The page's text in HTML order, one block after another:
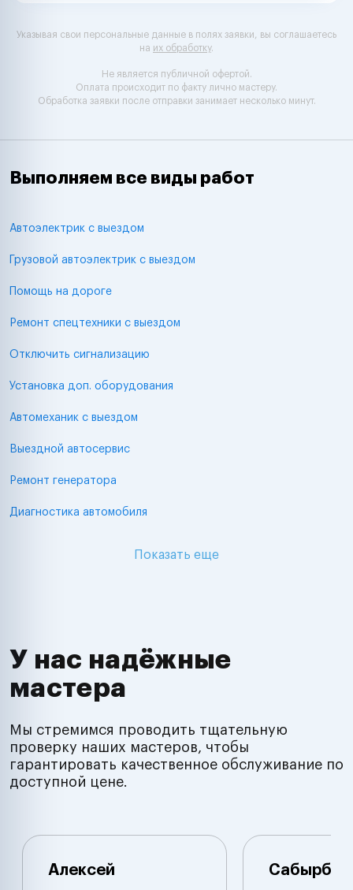
Указывая свои персональные данные в полях заявки, вы соглашаетесь
на их обработку.
Не является публичной офертой.
Оплата происходит по факту лично мастеру.
Обработка заявки после отправки занимает несколько минут.
Выполняем все виды работ
Автоэлектрик с выездом
Грузовой автоэлектрик с выездом
Помощь на дороге
Ремонт спецтехники с выездом
Отключить сигнализацию
Установка доп. оборудования
Автомеханик с выездом
Выездной автосервис
Ремонт генератора
Диагностика автомобиля
Показать еще
У нас надёжные
мастера
Мы стремимся проводить тщательную
проверку наших мастеров, чтобы
гарантировать качественное обслуживание по
доступной цене.
Алексей Сабырбек